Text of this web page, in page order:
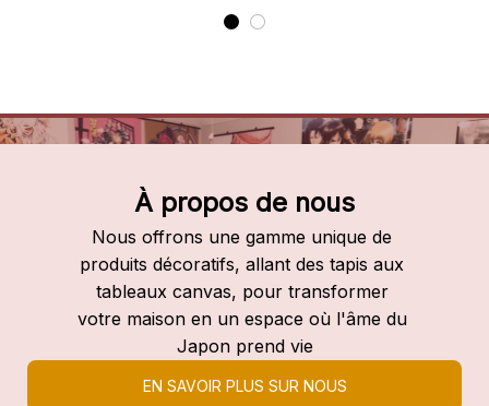
À propos de nous
Nous offrons une gamme unique de
produits décoratifs, allant des tapis aux
tableaux canvas, pour transformer
votre maison en un espace où l'âme du
Japon prend vie
EN SAVOIR PLUS SUR NOUS